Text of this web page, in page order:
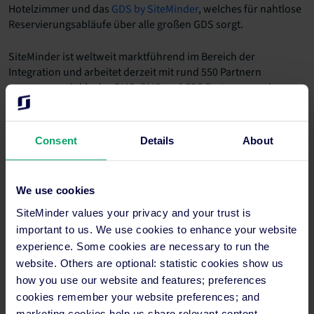
Consent Details About
We use cookies
SiteMinder values your privacy and your trust is
important to us. We use cookies to enhance your website
experience. Some cookies are necessary to run the
website. Others are optional: statistic cookies show us
how you use our website and features; preferences
cookies remember your website preferences; and
Hotelzimmer und das GDS by SiteMinder, welches für nahtlose
Reservierungsabläufe über alle großen GDS sorgt.
SiteMinder ist weltweit marktführend im Bereich der
Integration und arbeitet derzeit mit rund 550 Partnern
zusammen – inklusive PMS, RMS und CRS Partnern sowie
Vertriebskanälen. Bereits rund 26.000 Hotelbetriebe in mehr
SiteMinder.
www.siteminder.com.
Wolf-Thomas Karl
+49 (0)6109 – 50 65 35
tk@karl-karl.com
Kontakt Unternehmen
SiteMinder
Maria Franco
+61 410 233 735